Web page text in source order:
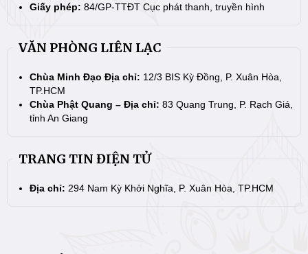
Giấy phép: 84/GP-TTĐT Cục phát thanh, truyền hình
VĂN PHÒNG LIÊN LẠC
Chùa Minh Đạo Địa chỉ: 12/3 BIS Kỳ Đồng, P. Xuân Hòa,
TP.HCM
Chùa Phật Quang – Địa chỉ: 83 Quang Trung, P. Rạch Giá,
tỉnh An Giang
TRANG TIN ĐIỆN TỬ
Địa chỉ: 294 Nam Kỳ Khởi Nghĩa, P. Xuân Hòa, TP.HCM